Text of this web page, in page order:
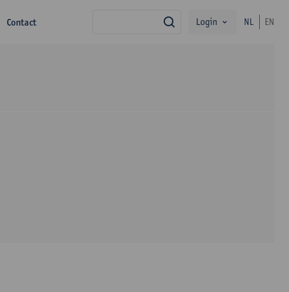
Contact zoekLogin NL EN